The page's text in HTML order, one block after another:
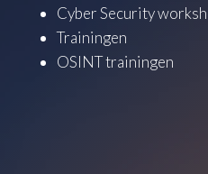
Cyber Security
Trainingen
OSINT trainingen